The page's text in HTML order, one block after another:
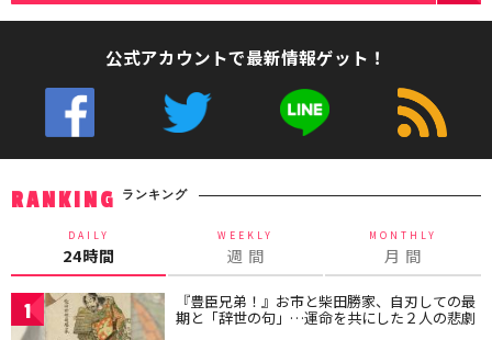
公式アカウントで最新情報ゲット！
RANKING ランキング
DAILY
24時間
WEEKLY
週 間
MONTHLY
月 間
1 『豊臣兄弟！』お市と柴田勝家、自刃しての最
期と「辞世の句」…運命を共にした２人の悲劇